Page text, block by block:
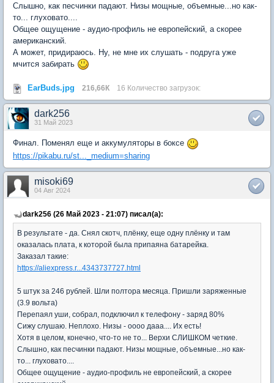
Слышно, как песчинки падают. Низы мощные, объемные...но как-
то... глуховато....
Общее ощущение - аудио-профиль не европейский, а скорее
американский.
А может, придираюсь. Ну, не мне их слушать - подруга уже
мчится забирать
EarBuds.jpg 216,66К 16 Количество загрузок:
dark256
31 Май 2023
Финал. Поменял еще и аккумуляторы в боксе
https://pikabu.ru/st..._medium=sharing
misoki69
04 Авг 2024
dark256 (26 Май 2023 - 21:07) писал(а):
В результате - да. Снял скотч, плёнку, еще одну плёнку и там
оказалась плата, к которой была припаяна батарейка.
Заказал такие:
https://aliexpress.r...4343737727.html
5 штук за 246 рублей. Шли полтора месяца. Пришли заряженные
(3.9 вольта)
Перепаял уши, собрал, подключил к телефону - заряд 80%
Сижу слушаю. Неплохо. Низы - оооо дааа.... Их есть!
Хотя в целом, конечно, что-то не то... Верхи СЛИШКОМ четкие.
Слышно, как песчинки падают. Низы мощные, объемные...но как-
то... глуховато....
Общее ощущение - аудио-профиль не европейский, а скорее